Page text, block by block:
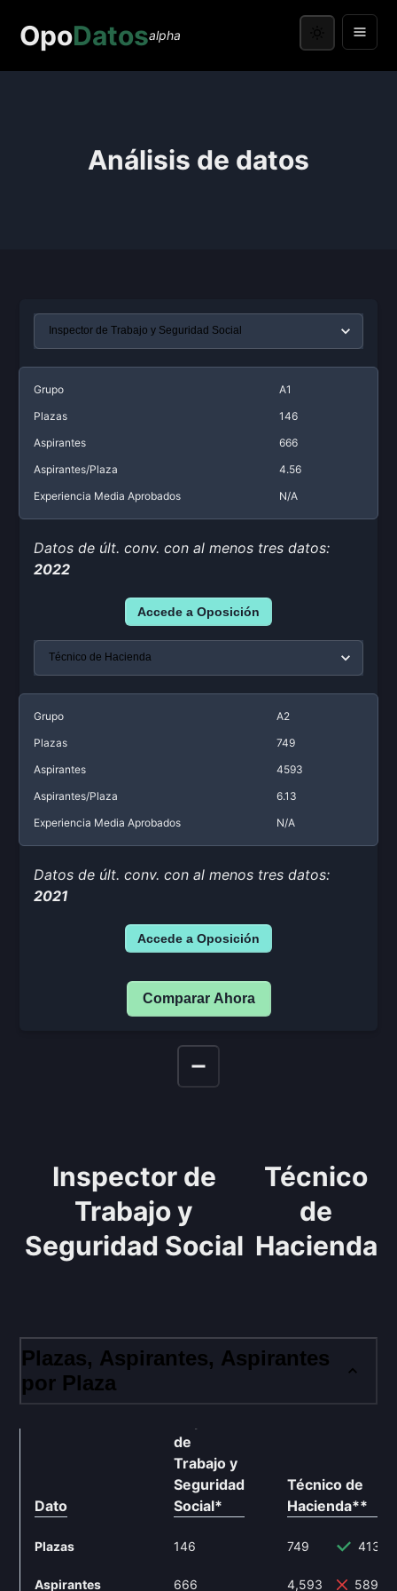
OpoDatosalpha
Análisis de datos
Grupo
A1
Plazas
146
Aspirantes
666
Aspirantes/Plaza
4.56
Experiencia Media Aprobados
N/A
Datos de últ. conv. con al menos tres datos:
2022
Accede a Oposición
Grupo
A2
Plazas
749
Aspirantes
4593
Aspirantes/Plaza
6.13
Experiencia Media Aprobados
N/A
Datos de últ. conv. con al menos tres datos:
2021
Accede a Oposición
Comparar Ahora
Inspector de
Trabajo y
Seguridad Social
Técnico
de
Hacienda
Plazas, Aspirantes, Aspirantes
por Plaza
Dato
de
Trabajo y
Seguridad
Social*
Plazas 146
Aspirantes 666
Técnico de
Hacienda**
749
4,593